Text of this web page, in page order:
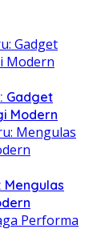
Gadget
Modern
Mengulas